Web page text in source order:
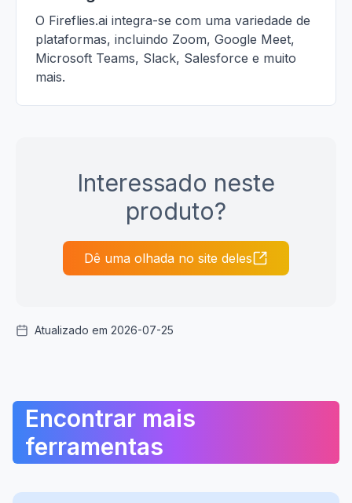
O Fireflies.ai integra-se com uma variedade de
plataformas, incluindo Zoom, Google Meet,
Microsoft Teams, Slack, Salesforce e muito
mais.
Interessado neste
produto?
Dê uma olhada no site deles
Atualizado em 2026-07-25
Encontrar mais
ferramentas